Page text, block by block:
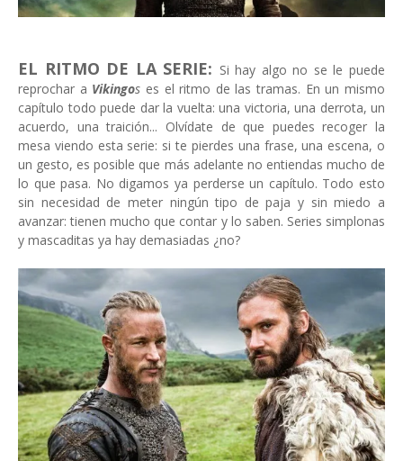
EL RITMO DE LA SERIE: Si hay algo no se le puede
reprochar a Vikingos es el ritmo de las tramas. En un mismo
capítulo todo puede dar la vuelta: una victoria, una derrota, un
acuerdo, una traición... Olvídate de que puedes recoger la
mesa viendo esta serie: si te pierdes una frase, una escena, o
un gesto, es posible que más adelante no entiendas mucho de
lo que pasa. No digamos ya perderse un capítulo. Todo esto
sin necesidad de meter ningún tipo de paja y sin miedo a
avanzar: tienen mucho que contar y lo saben. Series simplonas
y mascaditas ya hay demasiadas ¿no?